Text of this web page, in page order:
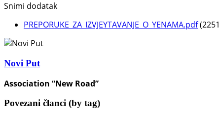
Snimi dodatak
PREPORUKE_ZA_IZVJEYTAVANJE_O_YENAMA.pdf
Novi Put
Association “New Road”
Povezani članci (by tag)